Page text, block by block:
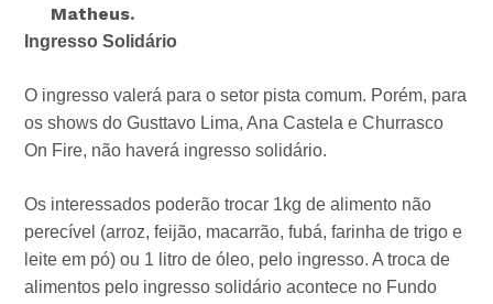
Matheus.
Ingresso Solidário
O ingresso valerá para o setor pista comum. Porém, para
os shows do Gusttavo Lima, Ana Castela e Churrasco
On Fire, não haverá ingresso solidário.
Os interessados poderão trocar 1kg de alimento não
perecível (arroz, feijão, macarrão, fubá, farinha de trigo e
leite em pó) ou 1 litro de óleo, pelo ingresso. A troca de
alimentos pelo ingresso solidário acontece no Fundo